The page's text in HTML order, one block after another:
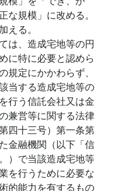
な規模」に改める。
える。
は、造成宅地等の円
に特に必要と認めら
規定にかかわらず、
当する造成宅地等の
行う信託会社又は金
兼営等に関する法律
四十三号）第一条第
金融機関（以下「信
）で当該造成宅地等
を行うために必要な
的能力を有するもの